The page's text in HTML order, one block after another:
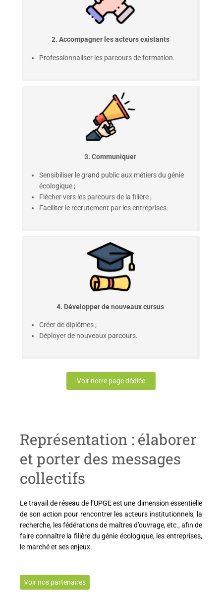
2. Accompagner les acteurs existants
Professionnaliser les parcours de formation.
3. Communiquer
Sensibiliser le grand public aux métiers du génie
écologique ;
Flécher vers les parcours de la filière ;
Faciliter le recrutement par les entreprises.
4. Développer de nouveaux cursus
Créer de diplômes ;
Déployer de nouveaux parcours.
Voir notre page dédiée
Représentation : élaborer
et porter des messages
collectifs
Le travail de réseau de l’UPGE est une dimension essentielle
de son action pour rencontrer les acteurs institutionnels, la
recherche, les fédérations de maîtres d’ouvrage, etc., afin de
faire connaître la filière du génie écologique, les entreprises,
le marché et ses enjeux.
Voir nos partenaires